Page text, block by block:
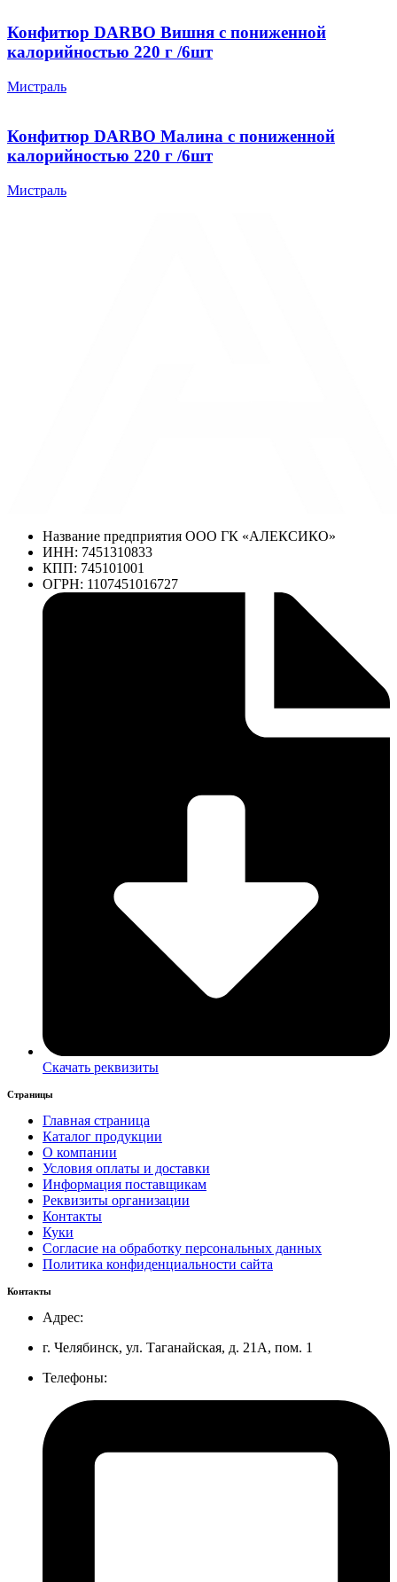
Конфитюр DARBO Вишня с пониженной
калорийностью 220 г /6шт
Мистраль
Конфитюр DARBO Малина с пониженной
калорийностью 220 г /6шт
Мистраль
Название предприятия ООО ГК «АЛЕКСИКО»
ИНН: 7451310833
КПП: 745101001
ОГРН: 1107451016727
Скачать реквизиты
Страницы
Главная страница
Каталог продукции
О компании
Условия оплаты и доставки
Информация поставщикам
Реквизиты организации
Контакты
Куки
Согласие на обработку персональных данных
Политика конфиденциальности сайта
Контакты
Адрес:
г. Челябинск, ул. Таганайская, д. 21А, пом. 1
Телефоны: